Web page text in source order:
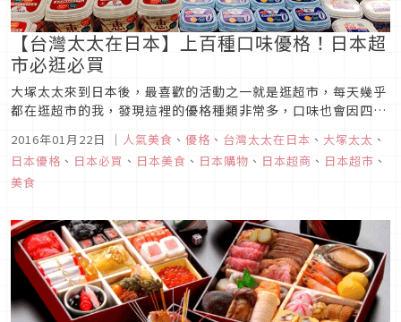
【台灣太太在日本】上百種口味優格！日本超
市必逛必買
大塚太太來到日本後，最喜歡的活動之一就是逛超市，每天幾乎
都在逛超市的我，發現這裡的優格種類非常多，口味也會因四季
2016年01月22日 ｜ 人氣美食 、 優格 、 台灣太太在日本 、 大塚太太 、
日本優格 、 日本必買 、 日本美食 、 日本購物 、 日本超商 、 日本超市 、
美食